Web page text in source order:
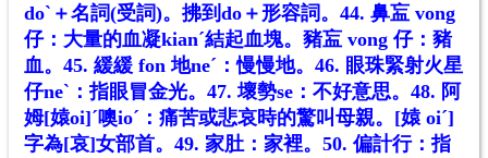
doˋ＋名詞(受詞)。拂到do＋形容詞。44. 鼻衁 vong
仔：大量的血凝kianˊ結起血塊。豬衁 vong 仔：豬
血。45. 緩緩 fon 地neˊ：慢慢地。46. 眼珠緊射火星
仔neˋ：指眼冒金光。47. 壞勢se：不好意思。48. 阿
姆[媴oi]ˊ噢ioˊ ：痛苦或悲哀時的驚叫母親。[媴 oiˊ]
字為[哀]女部首。49. 家肚：家裡。50. 偏計行：指